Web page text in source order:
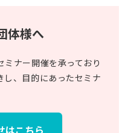
体様へ
ナー開催を承っており
し、目的にあったセミナ
はこちら